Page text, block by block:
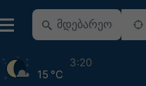
15 °C
3:20